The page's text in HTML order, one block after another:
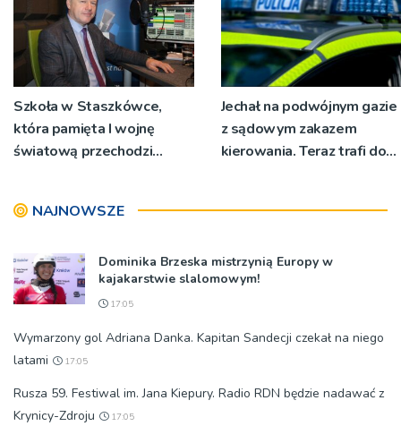
Szkoła w Staszkówce,
która pamięta I wojnę
światową przechodzi
Jechał na podwójnym gazie
z sądowym zakazem
kierowania. Teraz trafi do
NAJNOWSZE
Dominika Brzeska mistrzynią Europy w
kajakarstwie slalomowym!
17:05
Wymarzony gol Adriana Danka. Kapitan Sandecji czekał na niego
latami
17:05
Rusza 59. Festiwal im. Jana Kiepury. Radio RDN będzie nadawać z
Krynicy-Zdroju
17:05